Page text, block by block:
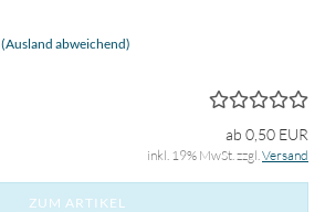
(Ausland abweichend)
ab 0,50 EUR
inkl. 19% MwSt. zzgl.Versand
ZUM ARTIKEL